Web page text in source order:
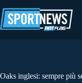
al
contenuto
Oaks inglesi: sempre più